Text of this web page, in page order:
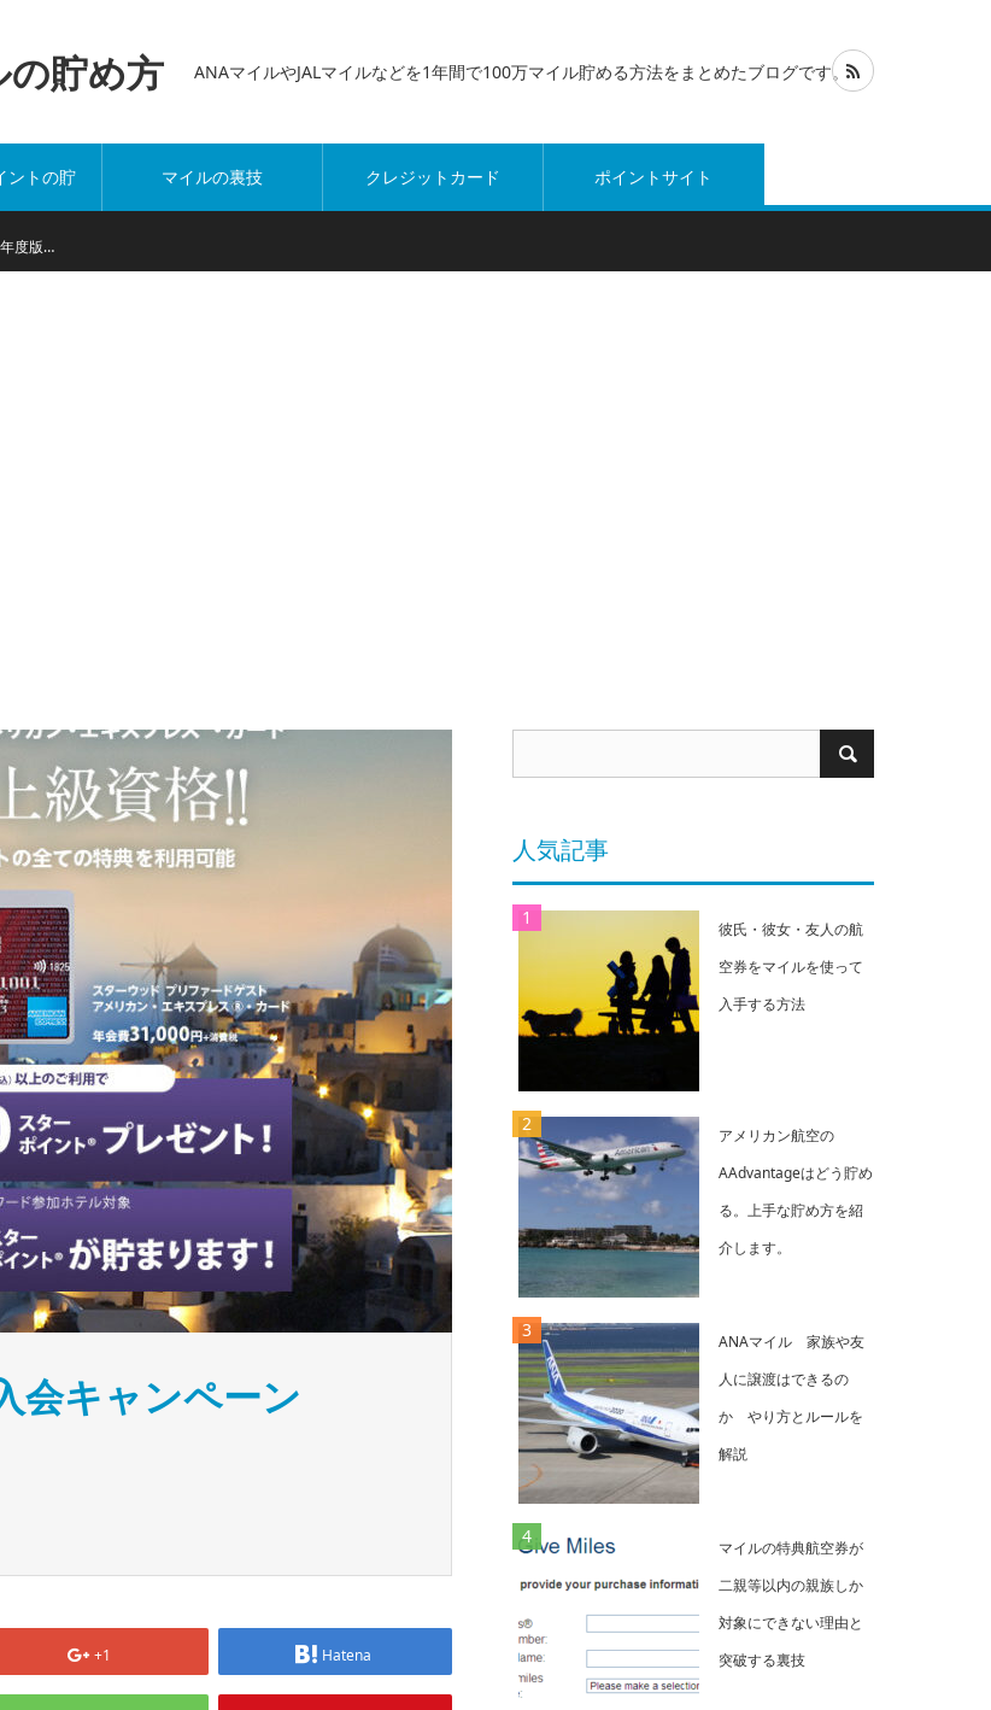
貯め方 ANAマイルやJALマイルなどを1年間で100万マイル貯める方法をまとめたブログです。
ントの貯 マイルの裏技 クレジットカード ポイントサイト
度版…
会キャンペーン
+1 Hatena
人気記事
彼氏・彼女・友人の航
空券をマイルを使って
入手する方法
アメリカン航空の
AAdvantageはどう貯め
る。上手な貯め方を紹
介します。
ANAマイル 家族や友
人に譲渡はできるの
か やり方とルールを
解説
マイルの特典航空券が
二親等以内の親族しか
対象にできない理由と
突破する裏技